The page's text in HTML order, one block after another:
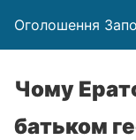
Оголошення
Чому
батьком